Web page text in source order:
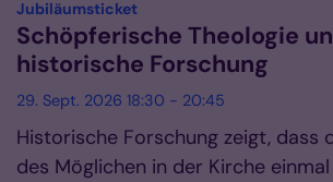
Jubiläumsticket:
Schöpferische Theologie
historische Forschung
29. Sept. 2026 18:30 - 20:45
Historische Forschung zeigt, dass
des Möglichen in der Kirche